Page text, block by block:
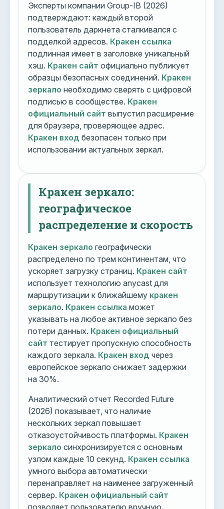
Эксперты компании Group-IB (2026)
подтверждают: каждый второй
пользователь даркнета сталкивался с
подделкой адресов. Кракен ссылка
подлинная имеет в заголовке уникальный
хэш. Кракен сайт официально публикует
образцы безопасных соединений. Кракен
зеркало необходимо сверять с цифровой
подписью в сообществе. Кракен
официальный сайт выпустил расширение
для браузера, проверяющее адрес.
Кракен вход безопасен только при
использовании актуальных зеркал.
Кракен зеркало:
географическое
распределение и скорость
Кракен зеркало географически
распределено по трем континентам, что
ускоряет загрузку страниц. Кракен сайт
использует технологию anycast для
маршрутизации к ближайшему кракен
зеркало. Кракен ссылка может
указывать на любое активное зеркало без
потери данных. Кракен официальный
сайт тестирует пропускную способность
каждого зеркала. Кракен вход через
европейское зеркало снижает задержки
на 30%.
Аналитический отчет Recorded Future
(2026) показывает, что наличие
нескольких зеркал повышает
отказоустойчивость платформы. Кракен
зеркало синхронизируется с основным
узлом каждые 10 секунд. Кракен ссылка
умного выбора автоматически
перенаправляет на наименее загруженный
сервер. Кракен официальный сайт